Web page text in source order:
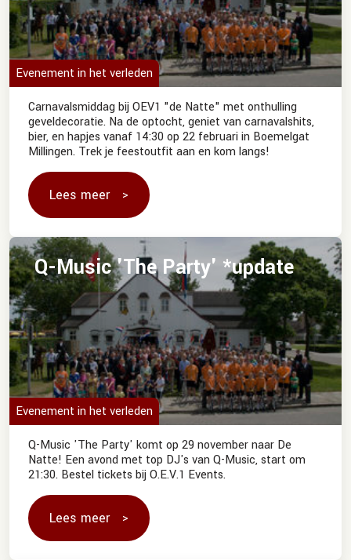
Evenement in het verleden
Carnavalsmiddag bij OEV1 "de Natte" met onthulling
geveldecoratie. Na de optocht, geniet van carnavalshits,
bier, en hapjes vanaf 14:30 op 22 februari in Boemelgat
Millingen. Trek je feestoutfit aan en kom langs!
Lees meer
Evenement in het verleden
Q-Music 'The Party' *update
Q-Music 'The Party' komt op 29 november naar De
Natte! Een avond met top DJ's van Q-Music, start om
21:30. Bestel tickets bij O.E.V.1 Events.
Lees meer